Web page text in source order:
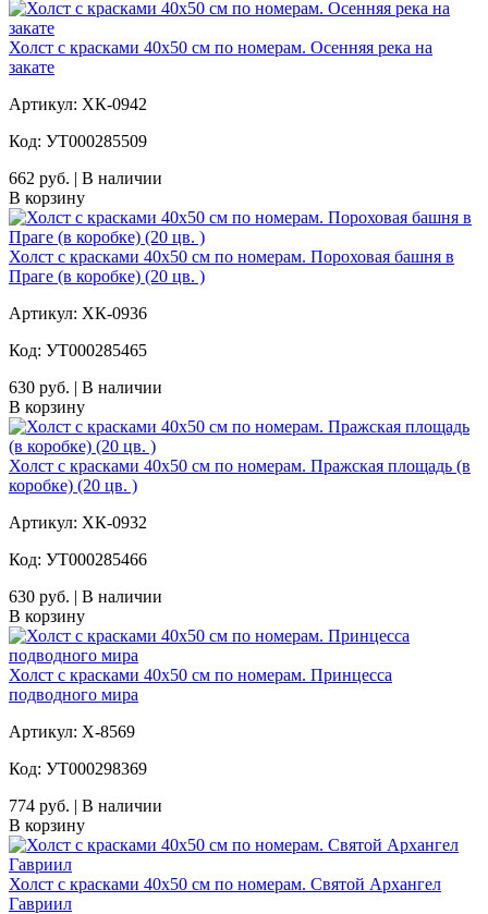
Холст с красками 40х50 см по номерам. Осенняя река на
закате
Артикул: ХК-0942
Код: УТ000285509
662 руб. | В наличии
В корзину
Холст с красками 40х50 см по номерам. Пороховая башня в
Праге (в коробке) (20 цв. )
Артикул: ХК-0936
Код: УТ000285465
630 руб. | В наличии
В корзину
Холст с красками 40х50 см по номерам. Пражская площадь (в
коробке) (20 цв. )
Артикул: ХК-0932
Код: УТ000285466
630 руб. | В наличии
В корзину
Холст с красками 40х50 см по номерам. Принцесса
подводного мира
Артикул: Х-8569
Код: УТ000298369
774 руб. | В наличии
В корзину
Холст с красками 40х50 см по номерам. Святой Архангел
Гавриил